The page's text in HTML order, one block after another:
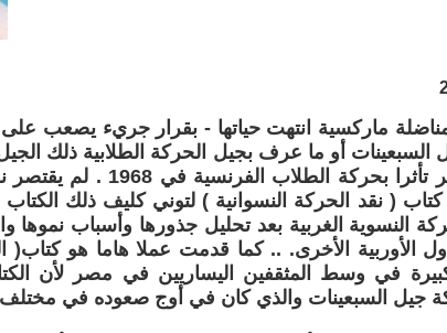
ماركسية انتهت حياتها - بقرار جريء يصعب على
السبعينات أو ما عرف بجيل الحركة الطلابية ذلك
جامعات مصر تأثرا بحركة
( نقد الحركة النسوانية ) لتوني كليف ذلك
النسوية الغربية بعد تحليل جذورها وأسباب نموها
الأوربية الأخرى. .. كما قدمت عملا هاما هو كتاب(
في وسط المثقفين اليساريين في مصر لأن
جيل السبعينات والذي كان في أوج صعوده في مختلف